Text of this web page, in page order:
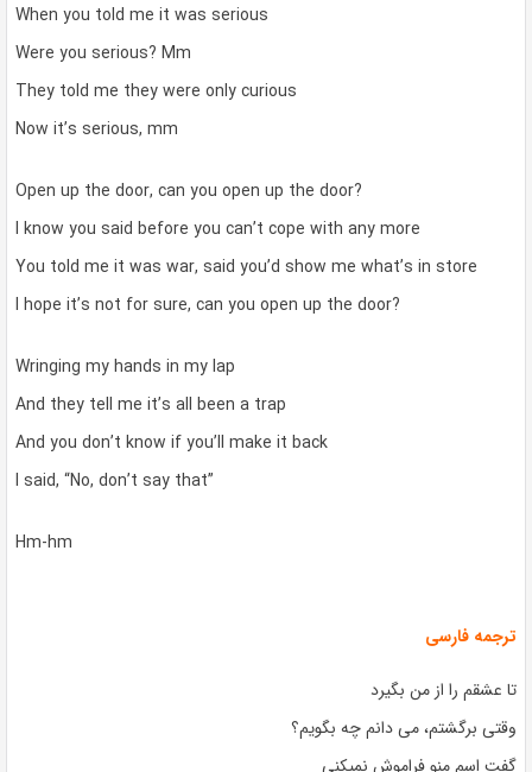
When you told me it was serious
Were you serious? Mm
They told me they were only curious
Now it’s serious, mm
Open up the door, can you open up the door?
I know you said before you can’t cope with any more
You told me it was war, said you’d show me what’s in store
I hope it’s not for sure, can you open up the door?
Wringing my hands in my lap
And they tell me it’s all been a trap
And you don’t know if you’ll make it back
I said, “No, don’t say that”
Hm-hm
ترجمه فارسی
تا عشقم را از من بگیرد
وقتی برگشتم، می دانم چه بگویم؟
گفت اسم منو فراموش نمیکنی